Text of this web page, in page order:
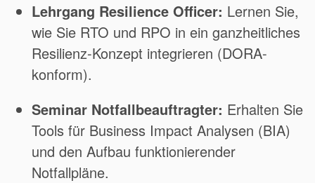
Lehrgang Resilience Officer: Lernen Sie,
wie Sie RTO und RPO in ein ganzheitliches
Resilienz-Konzept integrieren (DORA-
konform).
Seminar Notfallbeauftragter: Erhalten Sie
Tools für Business Impact Analysen (BIA)
und den Aufbau funktionierender
Notfallpläne.